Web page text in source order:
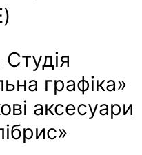
графіка»
аксесуари